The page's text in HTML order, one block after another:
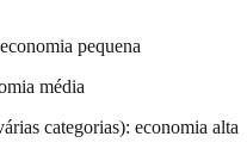
pequena
média
categorias): economia alta